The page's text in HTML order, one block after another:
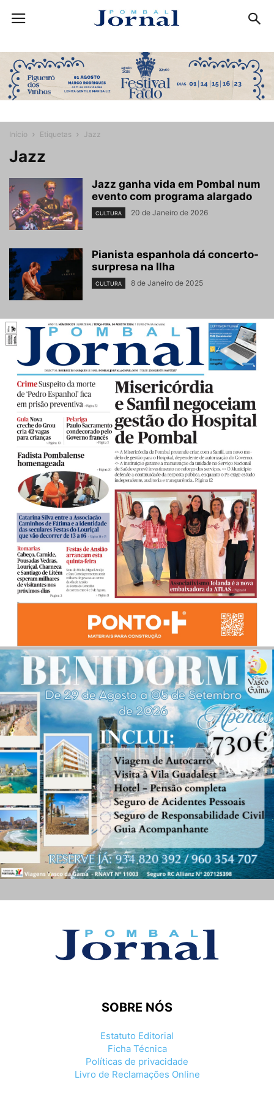
Início Etiquetas Jazz
Jazz
Jazz ganha vida em Pombal num
evento com programa alargado
CULTURA 20 de Janeiro de 2026
Pianista espanhola dá concerto-
surpresa na Ilha
CULTURA 8 de Janeiro de 2025
SOBRE NÓS
Estatuto Editorial
Ficha Técnica
Políticas de privacidade
Livro de Reclamações Online